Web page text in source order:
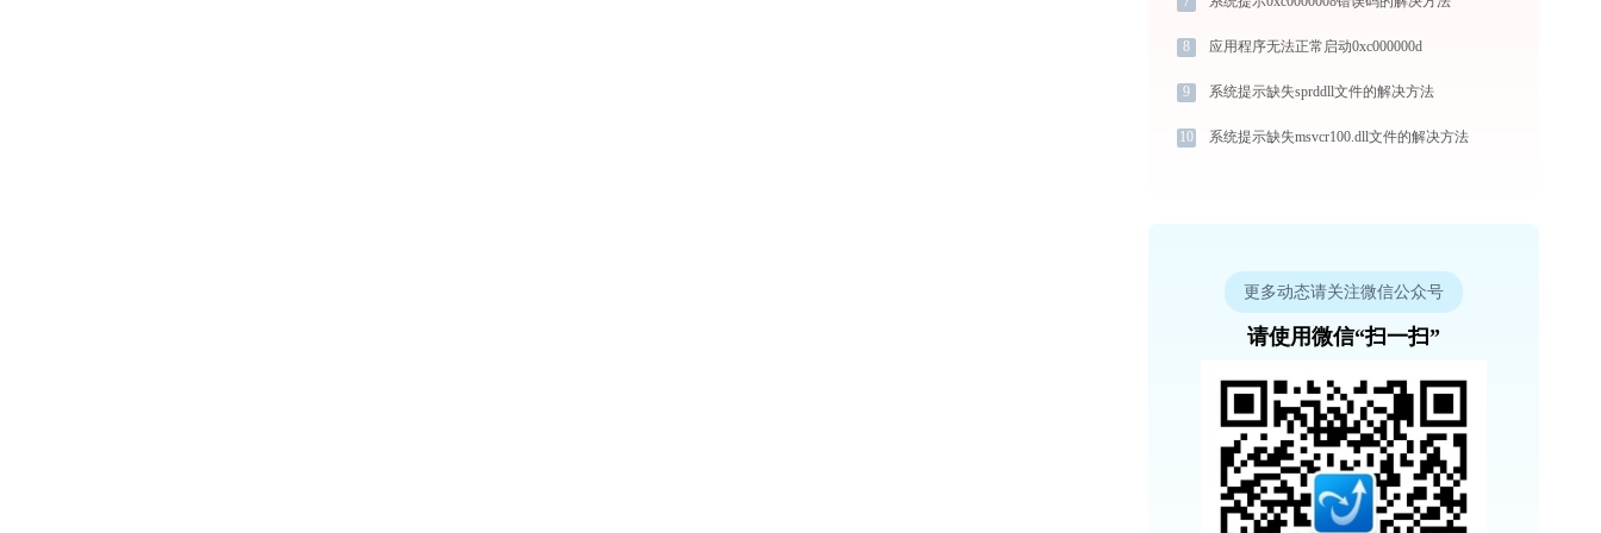
8 应用程序无法正常启动0xc000000d
9 系统提示缺失sprddll文件的解决方法
10 系统提示缺失msvcr100.dll文件的解决方法
更多动态请关注微信公众号
请使用微信“扫一扫”